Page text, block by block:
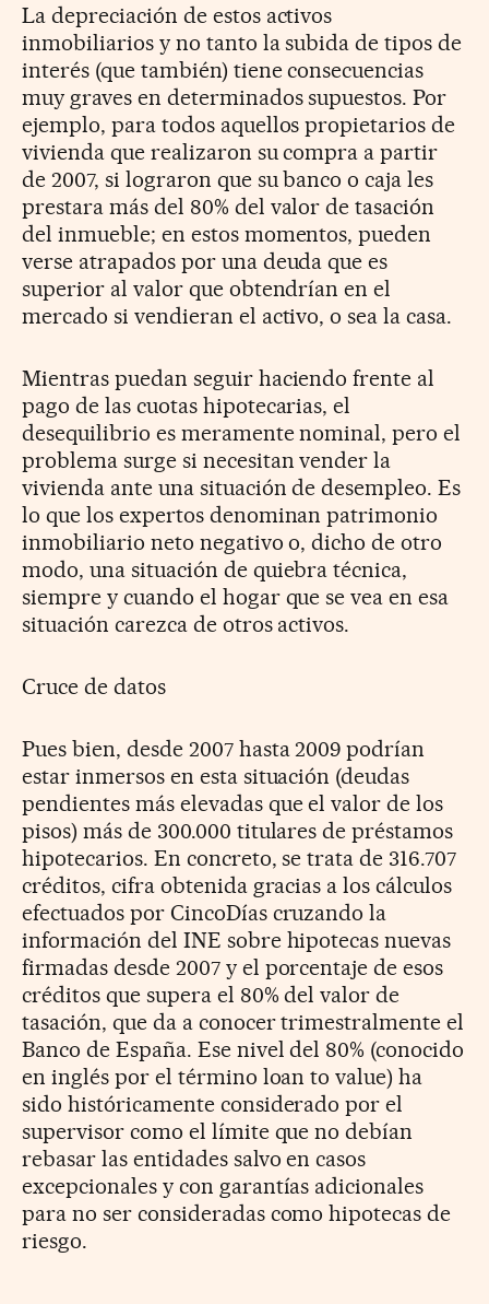
La depreciación de estos activos
inmobiliarios y no tanto la subida de tipos de
interés (que también) tiene consecuencias
muy graves en determinados supuestos. Por
ejemplo, para todos aquellos propietarios de
vivienda que realizaron su compra a partir
de 2007, si lograron que su banco o caja les
prestara más del 80% del valor de tasación
del inmueble; en estos momentos, pueden
verse atrapados por una deuda que es
superior al valor que obtendrían en el
mercado si vendieran el activo, o sea la casa.
Mientras puedan seguir haciendo frente al
pago de las cuotas hipotecarias, el
desequilibrio es meramente nominal, pero el
problema surge si necesitan vender la
vivienda ante una situación de desempleo. Es
lo que los expertos denominan patrimonio
inmobiliario neto negativo o, dicho de otro
modo, una situación de quiebra técnica,
siempre y cuando el hogar que se vea en esa
situación carezca de otros activos.
Cruce de datos
Pues bien, desde 2007 hasta 2009 podrían
estar inmersos en esta situación (deudas
pendientes más elevadas que el valor de los
pisos) más de 300.000 titulares de préstamos
hipotecarios. En concreto, se trata de 316.707
créditos, cifra obtenida gracias a los cálculos
efectuados por CincoDías cruzando la
información del INE sobre hipotecas nuevas
firmadas desde 2007 y el porcentaje de esos
créditos que supera el 80% del valor de
tasación, que da a conocer trimestralmente el
Banco de España. Ese nivel del 80% (conocido
en inglés por el término loan to value) ha
sido históricamente considerado por el
supervisor como el límite que no debían
rebasar las entidades salvo en casos
excepcionales y con garantías adicionales
para no ser consideradas como hipotecas de
riesgo.